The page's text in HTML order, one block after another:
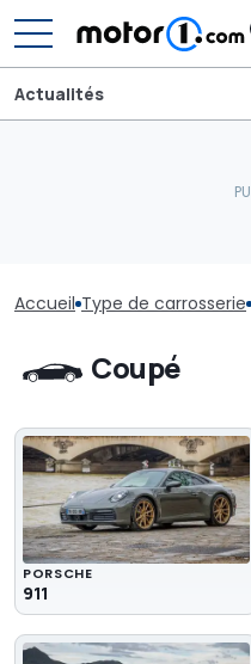
Actualités
Accueil Type de carrosserie
Coupé
PORSCHE
911